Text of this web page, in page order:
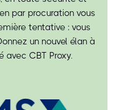
par procuration vous
tentative : vous
un nouvel élan à
avec CBT Proxy.